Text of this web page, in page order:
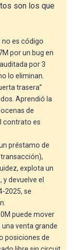
son los que
es código
por un bug en
por 3
lo eliminan.
trasera”
Aprendió la
de
contrato es
préstamo de
explota un
devuelve el
2025, se
puede mover
venta grande
posiciones de